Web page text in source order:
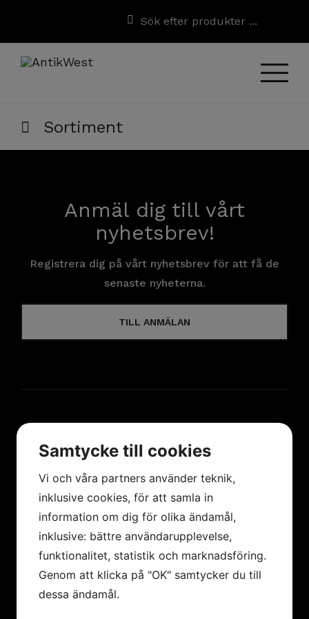
Sortiment
Anmäl dig till vårt
nyhetsbrev!
Registrera dig på vårt nyhetsbrev för att få de
senaste nyheterna.
TILL ANMÄLAN
HANDLA HOS OSS
Betalningssätt
Leveranssätt
Köpvillkor
Integritetspolicy
Cookies
Samtycke till cookies
Vi och våra partners använder teknik,
inklusive cookies, för att samla in
information om dig för olika ändamål,
inklusive: bättre användarupplevelse,
funktionalitet, statistik och marknadsföring.
Genom att klicka på "OK" samtycker du till
dessa ändamål.